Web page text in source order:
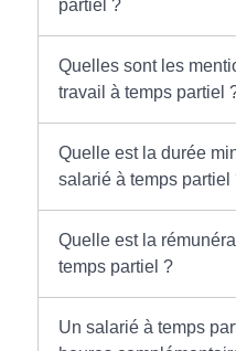
partiel ?
Quelles sont les
travail à temps partiel
Quelle est la durée
salarié à temps partiel
Quelle est la
temps partiel ?
Un salarié à temps